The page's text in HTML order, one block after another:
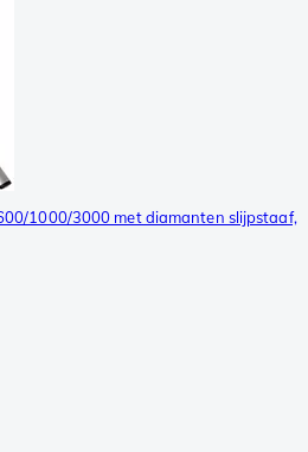
1000/3000 met diamanten slijpstaaf,